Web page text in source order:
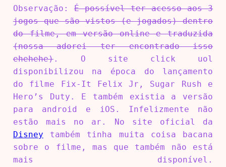
Observação: É possível ter acesso aos 3
jogos que são vistos (e jogados) dentro
do filme, em versão online e traduzida
(nossa adorei ter encontrado isso
ehehehe). O site click uol
disponibilizou na época do lançamento
do filme Fix-It Felix Jr, Sugar Rush e
Hero’s Duty. E também existia a versão
para android e iOS. Infelizmente não
estão mais no ar. No site oficial da
Disney também tinha muita coisa bacana
sobre o filme, mas que também não está
mais disponível.